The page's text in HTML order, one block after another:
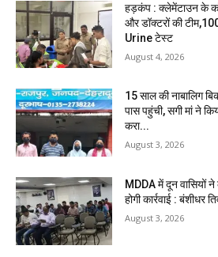
हड़कंप : क्लेमेंटाउन के
और डॉक्टरों की
Urine टेस्ट
August 4, 2026
15 साल की नाबालिग
पास पहुंची, सगी मां ने
करा...
August 3, 2026
MDDA में दून वासियों ने
होगी कार्रवाई : बंशीधर
August 3, 2026